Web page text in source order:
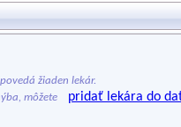
žiaden lekár.
môžete
pridať lekára do